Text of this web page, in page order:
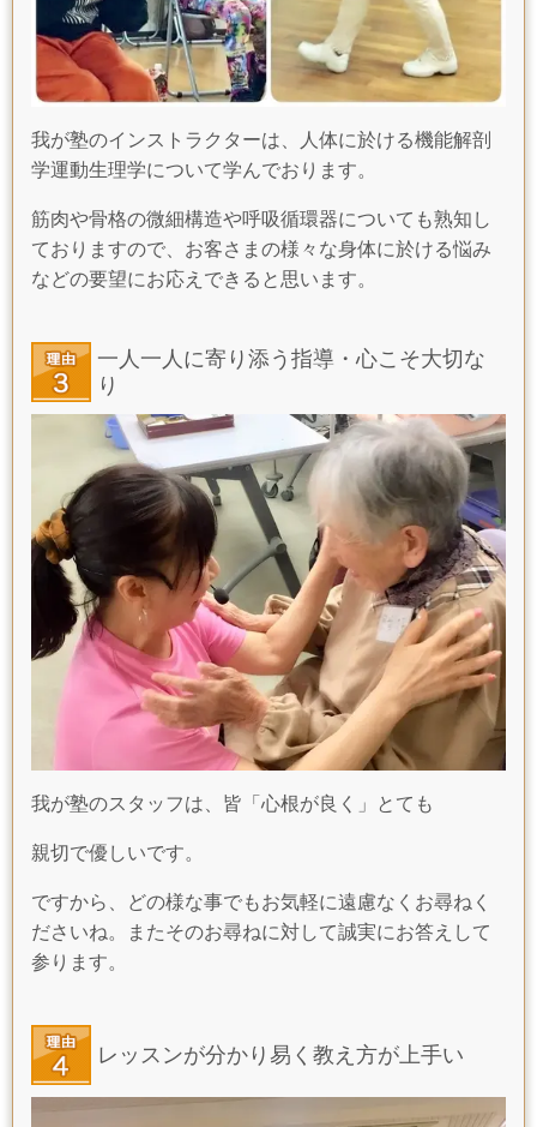
我が塾のインストラクターは、人体に於ける機能解剖
学運動生理学について学んでおります。
筋肉や骨格の微細構造や呼吸循環器についても熟知し
ておりますので、お客さまの様々な身体に於ける悩み
などの要望にお応えできると思います。
一人一人に寄り添う指導・心こそ大切な
り
我が塾のスタッフは、皆「心根が良く」とても
親切で優しいです。
ですから、どの様な事でもお気軽に遠慮なくお尋ねく
ださいね。またそのお尋ねに対して誠実にお答えして
参ります。
レッスンが分かり易く教え方が上手い